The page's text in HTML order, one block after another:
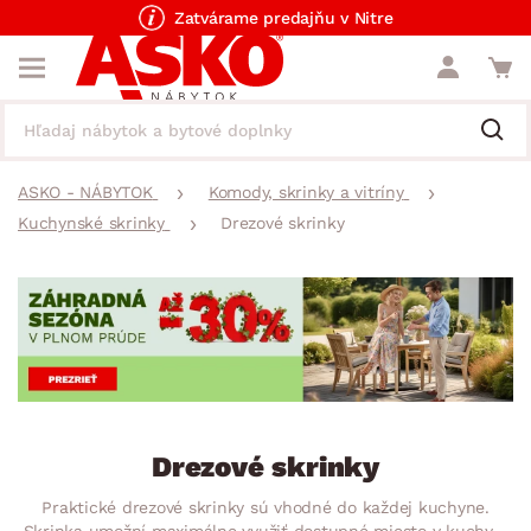
Zatvárame predajňu v Nitre
ASKO - NÁBYTOK
Komody, skrinky a vitríny
Kuchynské skrinky
Drezové skrinky
Drezové skrinky
Praktické drezové skrinky sú vhodné do každej kuchyne.